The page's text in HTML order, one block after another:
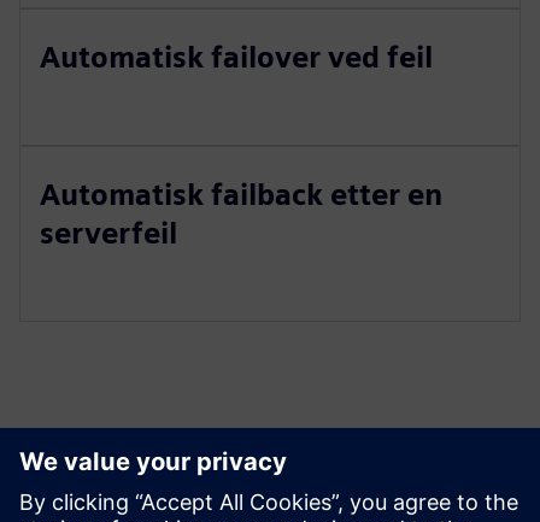
Automatisk failover ved feil
Automatisk failback etter en
serverfeil
Utforsk ressurser og
relaterte produkter